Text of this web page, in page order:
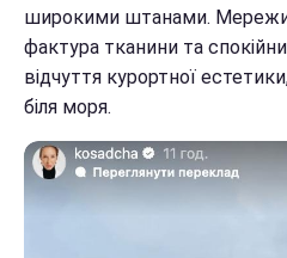
широкими штанами.
фактура тканини та
відчуття курортної
біля моря.